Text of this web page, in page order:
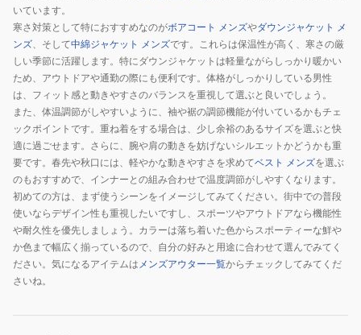
ハ
リ
ン
ト
ン
ジ
ャ
ケ
ッ
ト
AMJ35005-
BK
ブ
ク
いています。
寒さ対策として特におすすめなのがボアコート メンズやダウンジャケット メ
ンズ、そして中綿ジャケット メンズです。これらは保温性が高く、寒さの厳
しい季節に活躍します。特にダウンジャケットは軽量ながらしっかり暖かい
ため、アウトドアや通勤の際にも便利です。体格がしっかりしている男性
は、フィット感と動きやすさのバランスを重視して選ぶと良いでしょう。
また、体温調節がしやすいように、袖や裾の調節機能が付いているかもチェ
ックポイントです。重ね着をする場合は、少し余裕のあるサイズを選ぶと快
適に過ごせます。さらに、腕や肩の動きを妨げないシルエットかどうかも重
要です。春先や秋口には、軽やかな動きやすさを求めてベスト メンズを選ぶ
のもおすすめで、インナーとの組み合わせで温度調節がしやすくなります。
初めての方は、まず使うシーンをイメージしてみてください。街中での普段
使いならデザイン性も重視したいですし、スポーツやアウトドアなら機能性
や耐久性を優先しましょう。カラーは落ち着いた色からスポーティーな鮮や
か色まで幅広く揃っているので、自分の好みと用途に合わせて選んでみてく
ださい。気になるアイテムは メンズアウター一覧からチェックしてみてくだ
さいね。